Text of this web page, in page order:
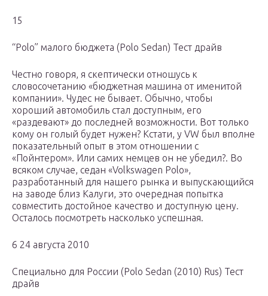
15
“Polo” малого бюджета (Polo Sedan) Тест драйв
Честно говоря, я скептически отношусь к
словосочетанию «бюджетная машина от именитой
компании». Чудес не бывает. Обычно, чтобы
хороший автомобиль стал доступным, его
«раздевают» до последней возможности. Вот только
кому он голый будет нужен? Кстати, у VW был вполне
показательный опыт в этом отношении с
«Пойнтером». Или самих немцев он не убедил?. Во
всяком случае, седан «Volkswagen Polo»,
разработанный для нашего рынка и выпускающийся
на заводе близ Калуги, это очередная попытка
совместить достойное качество и доступную цену.
Осталось посмотреть насколько успешная.
6 24 августа 2010
Специально для России (Polo Sedan (2010) Rus) Тест
драйв